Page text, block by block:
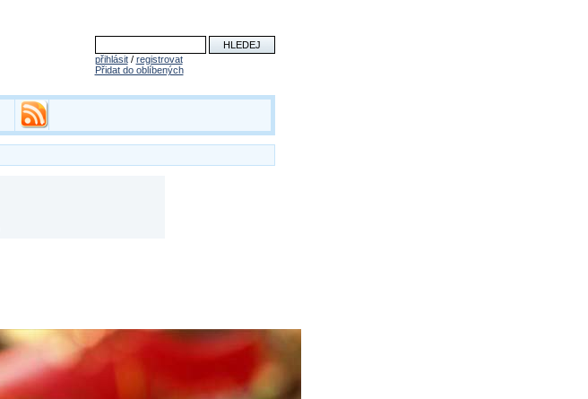
přihlásit/ registrovat
Přidat do oblíbených